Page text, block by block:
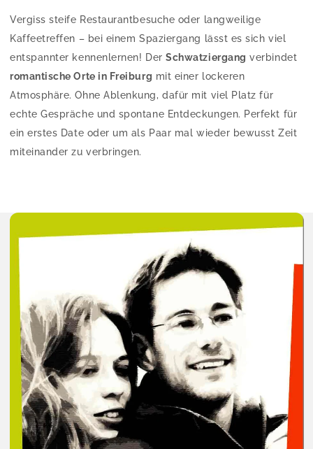
Vergiss steife Restaurantbesuche oder langweilige
Kaffeetreffen – bei einem Spaziergang lässt es sich viel
entspannter kennenlernen! Der Schwatziergang verbindet
romantische Orte in Freiburg mit einer lockeren
Atmosphäre. Ohne Ablenkung, dafür mit viel Platz für
echte Gespräche und spontane Entdeckungen. Perfekt für
ein erstes Date oder um als Paar mal wieder bewusst Zeit
miteinander zu verbringen.